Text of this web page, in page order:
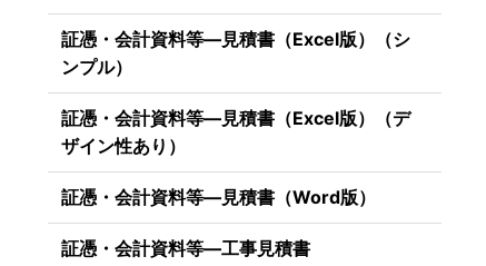
証憑・会計資料等―見積書（Excel版）（シ
ンプル）
証憑・会計資料等―見積書（Excel版）（デ
ザイン性あり）
証憑・会計資料等―見積書（Word版）
証憑・会計資料等―工事見積書